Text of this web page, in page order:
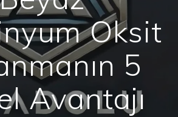
Oksit
5
Avantajı